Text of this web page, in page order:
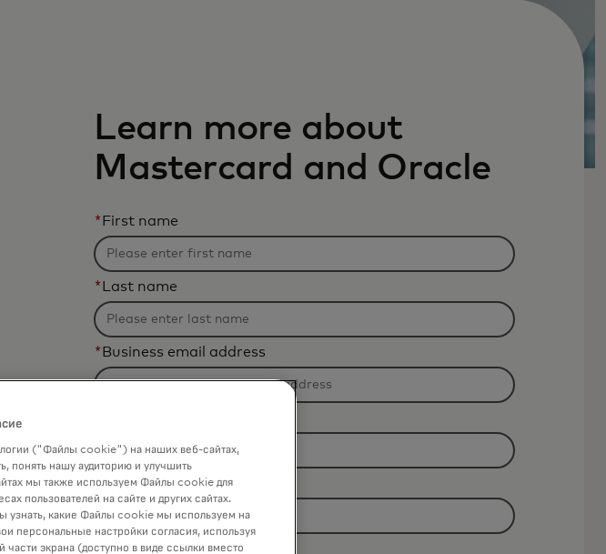
Learn more about
Mastercard and Oracle
* First name
* Last name
* Business email address
*Company
*Country
("Файлы cookie") на наших веб-сайтах,
понять нашу аудиторию и улучшить
мы также используем Файлы cookie для
пользователей на сайте и других сайтах.
какие Файлы cookie мы используем на
персональные настройки согласия, используя
экрана (доступно в виде ссылки вместо